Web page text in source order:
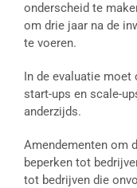
onderscheid te
om drie jaar na de
te voeren.
In de evaluatie moet
start-ups en scale-
anderzijds.
Amendementen om
beperken tot
tot bedrijven die